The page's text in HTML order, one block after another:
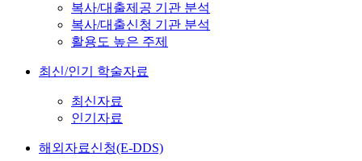
복사/대출제공 기관 분석
복사/대출신청 기관 분석
활용도 높은 주제
최신/인기 학술자료
최신자료
인기자료
해외자료신청(E-DDS)